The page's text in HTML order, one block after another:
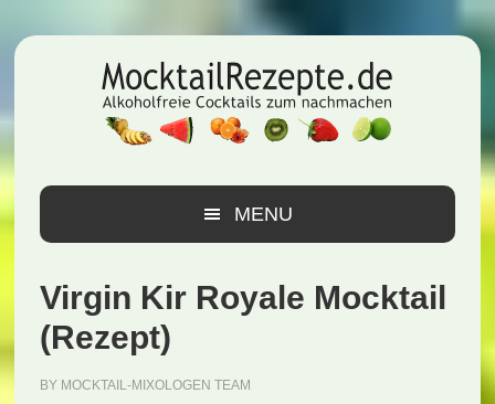
Hauptnavigation
Inhalt
Seitenspalte
MENU
Virgin Kir Royale Mocktail
(Rezept)
BY MOCKTAIL-MIXOLOGEN TEAM